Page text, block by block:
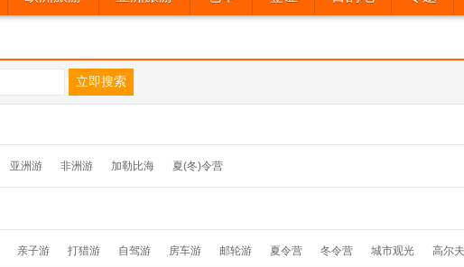
亚洲游 非洲游 加勒比海 夏(冬)令营
亲子游 打猎游 自驾游 房车游 邮轮游 夏令营 冬令营 城市观光 高尔